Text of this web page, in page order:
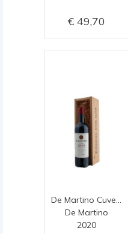
49,70
De Martino
2020